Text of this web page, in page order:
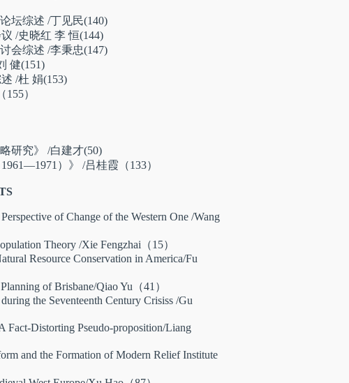
坛综述 /丁见民(140)
/史晓红 李 恒(144)
会综述 /李秉忠(147)
健(151)
/杜 娟(153)
）
究》 /白建才(50)
）》 /吕桂霞（133）
of Change of the Western One /Wang
Theory /Xie Fengzhai（15）
Resource Conservation in America/Fu
of Brisbane/Qiao Yu（41）
the Seventeenth Century Crisiss /Gu
Distorting Pseudo-proposition/Liang
and the Formation of Modern Relief Institute